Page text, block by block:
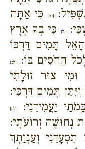
{כט}
כִּי אַתָּה
{ל}
כִּי בְךָ אָרֻץ
הָאֵל תָּמִים דַּרְכּוֹ
הַחֹסִים בּוֹ:
{לב}
צוּר זוּלָתִי
תָּמִים דַּרְכִּי:
יַעֲמִידֵנִי: {לה}
נְחוּשָׁה זְרוֹעֹתָי:
תִסְעָדֵנִי וְעַנְוַתְךָ